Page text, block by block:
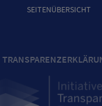
SEITENÜBERSICHT